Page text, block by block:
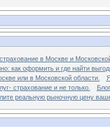
в Москве и
как оформить и где найти
или в Московской области.
страхование и не только.
Блог
реальную рыночную цену